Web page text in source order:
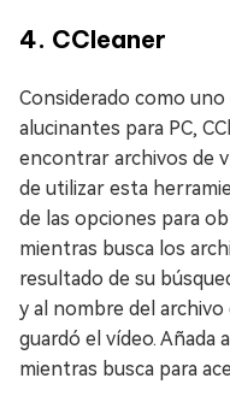
4. CCleaner
Considerado como
alucinantes para PC,
encontrar archivos de
de utilizar esta
de las opciones para
mientras busca los
resultado de su
y al nombre del
guardó el vídeo. Añada
mientras busca para